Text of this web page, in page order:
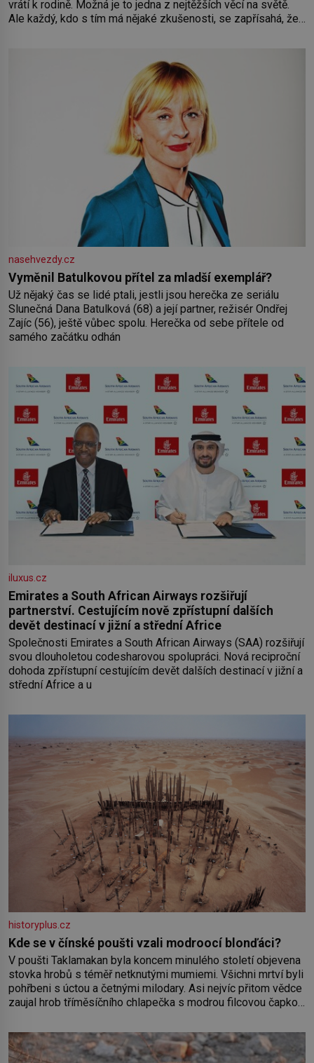
vrátí k rodině. Možná je to jedna z nejtěžších věcí na světě.
Ale každý, kdo s tím má nějaké zkušenosti, se zapřísahá, že
nasehvezdy.cz
Vyměnil Batulkovou přítel za mladší exemplář?
Už nějaký čas se lidé ptali, jestli jsou herečka ze seriálu
Slunečná Dana Batulková (68) a její partner, režisér Ondřej
Zajíc (56), ještě vůbec spolu. Herečka od sebe přítele od
samého začátku odhán
iluxus.cz
Emirates a South African Airways rozšiřují
partnerství. Cestujícím nově zpřístupní dalších
devět destinací v jižní a střední Africe
Společnosti Emirates a South African Airways (SAA) rozšiřují
svou dlouholetou codesharovou spolupráci. Nová reciproční
dohoda zpřístupní cestujícím devět dalších destinací v jižní a
střední Africe a u
historyplus.cz
Kde se v čínské poušti vzali modroocí blonďáci?
V poušti Taklamakan byla koncem minulého století objevena
stovka hrobů s téměř netknutými mumiemi. Všichni mrtví byli
pohřbeni s úctou a četnými milodary. Asi nejvíc přitom vědce
zaujal hrob tříměsíčního chlapečka s modrou filcovou čapkou,
nesmírně dobře zachovalá, přičítají odborníci zdejším
klimatickým podmínkám. Sucho, prosolené písky a extrémně